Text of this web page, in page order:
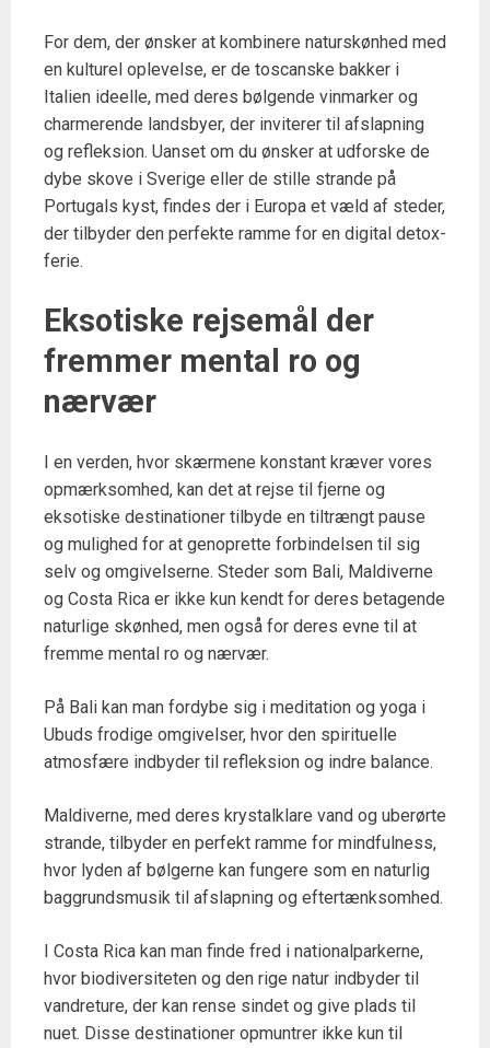
For dem, der ønsker at kombinere naturskønhed med
en kulturel oplevelse, er de toscanske bakker i
Italien ideelle, med deres bølgende vinmarker og
charmerende landsbyer, der inviterer til afslapning
og refleksion. Uanset om du ønsker at udforske de
dybe skove i Sverige eller de stille strande på
Portugals kyst, findes der i Europa et væld af steder,
der tilbyder den perfekte ramme for en digital detox-
ferie.
Eksotiske rejsemål der
fremmer mental ro og
nærvær
I en verden, hvor skærmene konstant kræver vores
opmærksomhed, kan det at rejse til fjerne og
eksotiske destinationer tilbyde en tiltrængt pause
og mulighed for at genoprette forbindelsen til sig
selv og omgivelserne. Steder som Bali, Maldiverne
og Costa Rica er ikke kun kendt for deres betagende
naturlige skønhed, men også for deres evne til at
fremme mental ro og nærvær.
På Bali kan man fordybe sig i meditation og yoga i
Ubuds frodige omgivelser, hvor den spirituelle
atmosfære indbyder til refleksion og indre balance.
Maldiverne, med deres krystalklare vand og uberørte
strande, tilbyder en perfekt ramme for mindfulness,
hvor lyden af bølgerne kan fungere som en naturlig
baggrundsmusik til afslapning og eftertænksomhed.
I Costa Rica kan man finde fred i nationalparkerne,
hvor biodiversiteten og den rige natur indbyder til
vandreture, der kan rense sindet og give plads til
nuet. Disse destinationer opmuntrer ikke kun til